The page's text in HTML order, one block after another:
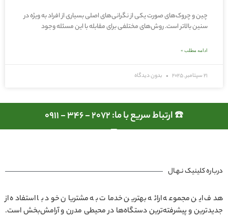
چین و چروک‌های صورت یکی از نگرانی‌های اصلی بسیاری از افراد به ویژه در
سنین بالاتر است. روش‌های مختلفی برای مقابله با این مسئله وجود
ادامه مطلب »
21 سپتامبر, 2025 بدون دیدگاه
☎️ ارتباط سریع با ما: 2072 - 346 - 0911
درباره کلینیک نـهـال
هدف این مجموعه ارائه بهترین خدمات به مشتریان خود با استفاده از
جدیدترین و پیشرفته‌ترین دستگاه‌ها در محیطی مدرن و آرامش‌بخش است.